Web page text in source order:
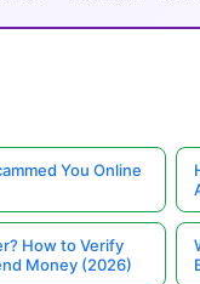
You Online
How to Verify
Money (2026)